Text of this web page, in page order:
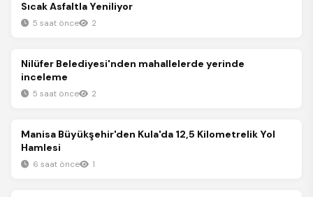
Sıcak Asfaltla Yeniliyor
5 saat önce 2
Gündem
Nilüfer Belediyesi'nden mahallelerde yerinde
inceleme
5 saat önce 2
Gündem
Manisa Büyükşehir'den Kula'da 12,5 Kilometrelik Yol
Hamlesi
6 saat önce 1